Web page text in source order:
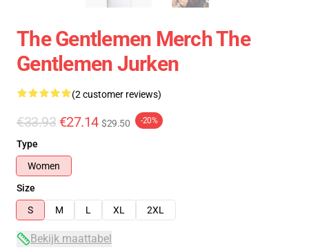
The Gentlemen Merch The
Gentlemen Jurken
(2 customer reviews)
€33.93 €27.14 $29.50 -20%
Type
Women
Size
S
M L XL 2XL
Bekijk maattabel